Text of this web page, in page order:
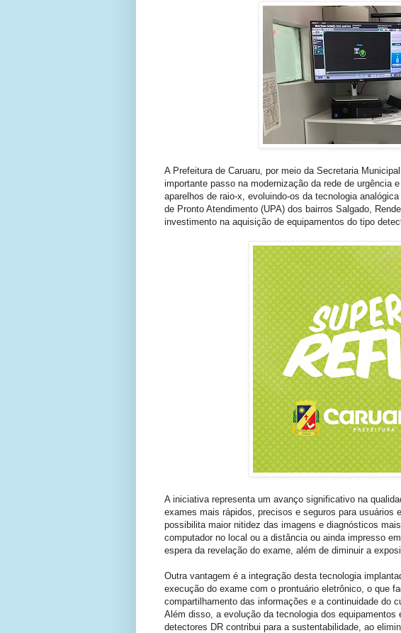
A Prefeitura de Caruaru, por meio da Secretaria
importante passo na modernização da rede de urgência
aparelhos de raio-x, evoluindo-os da tecnologia
de Pronto Atendimento (UPA) dos bairros Salgado,
investimento na aquisição de equipamentos do tipo
A iniciativa representa um avanço significativo na
exames mais rápidos, precisos e seguros para usuários
possibilita maior nitidez das imagens e diagnósticos
computador no local ou a distância ou ainda impresso
espera da revelação do exame, além de diminuir a
Outra vantagem é a integração desta tecnologia
execução do exame com o prontuário eletrônico, o que
compartilhamento das informações e a continuidade do
Além disso, a evolução da tecnologia dos
detectores DR contribui para a sustentabilidade, ao